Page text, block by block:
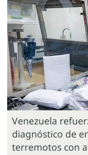
Venezuela
diagnóstico de
terremotos con